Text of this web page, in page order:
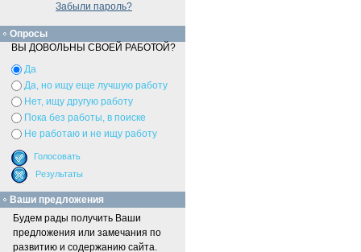
Забыли пароль?
Опросы
ВЫ ДОВОЛЬНЫ СВОЕЙ РАБОТОЙ?
Да
Да, но ищу еще лучшую работу
Нет, ищу другую работу
Пока без работы, в поиске
Не работаю и не ищу работу
Ваши предложения
Будем рады получить Ваши
предложения или замечания по
развитию и содержанию сайта.